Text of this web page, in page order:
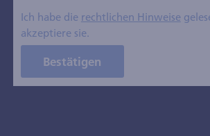
den Schweizer
Equity-
Anlegerinformation vom 18. März
Ich habe die rechtlichen Hinweise
akzeptiere sie.
Bestätigen